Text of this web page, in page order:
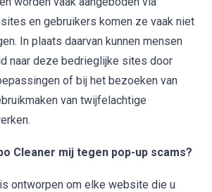
en gebruikers komen ze vaak niet
In plaats daarvan kunnen mensen
naar deze bedrieglijke sites door
of bij het bezoeken van
van twijfelachtige
Cleaner mij tegen pop-up scams?
ontworpen om elke website die u